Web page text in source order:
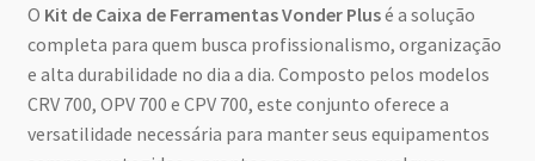
O Kit de Caixa de Ferramentas Vonder Plusé a solução
completa para quem busca profissionalismo, organização
e alta durabilidade no dia a dia. Composto pelos modelos
CRV 700, OPV 700 e CPV 700, este conjunto oferece a
versatilidade necessária para manter seus equipamentos